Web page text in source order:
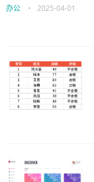
办公 • 2025-04-01